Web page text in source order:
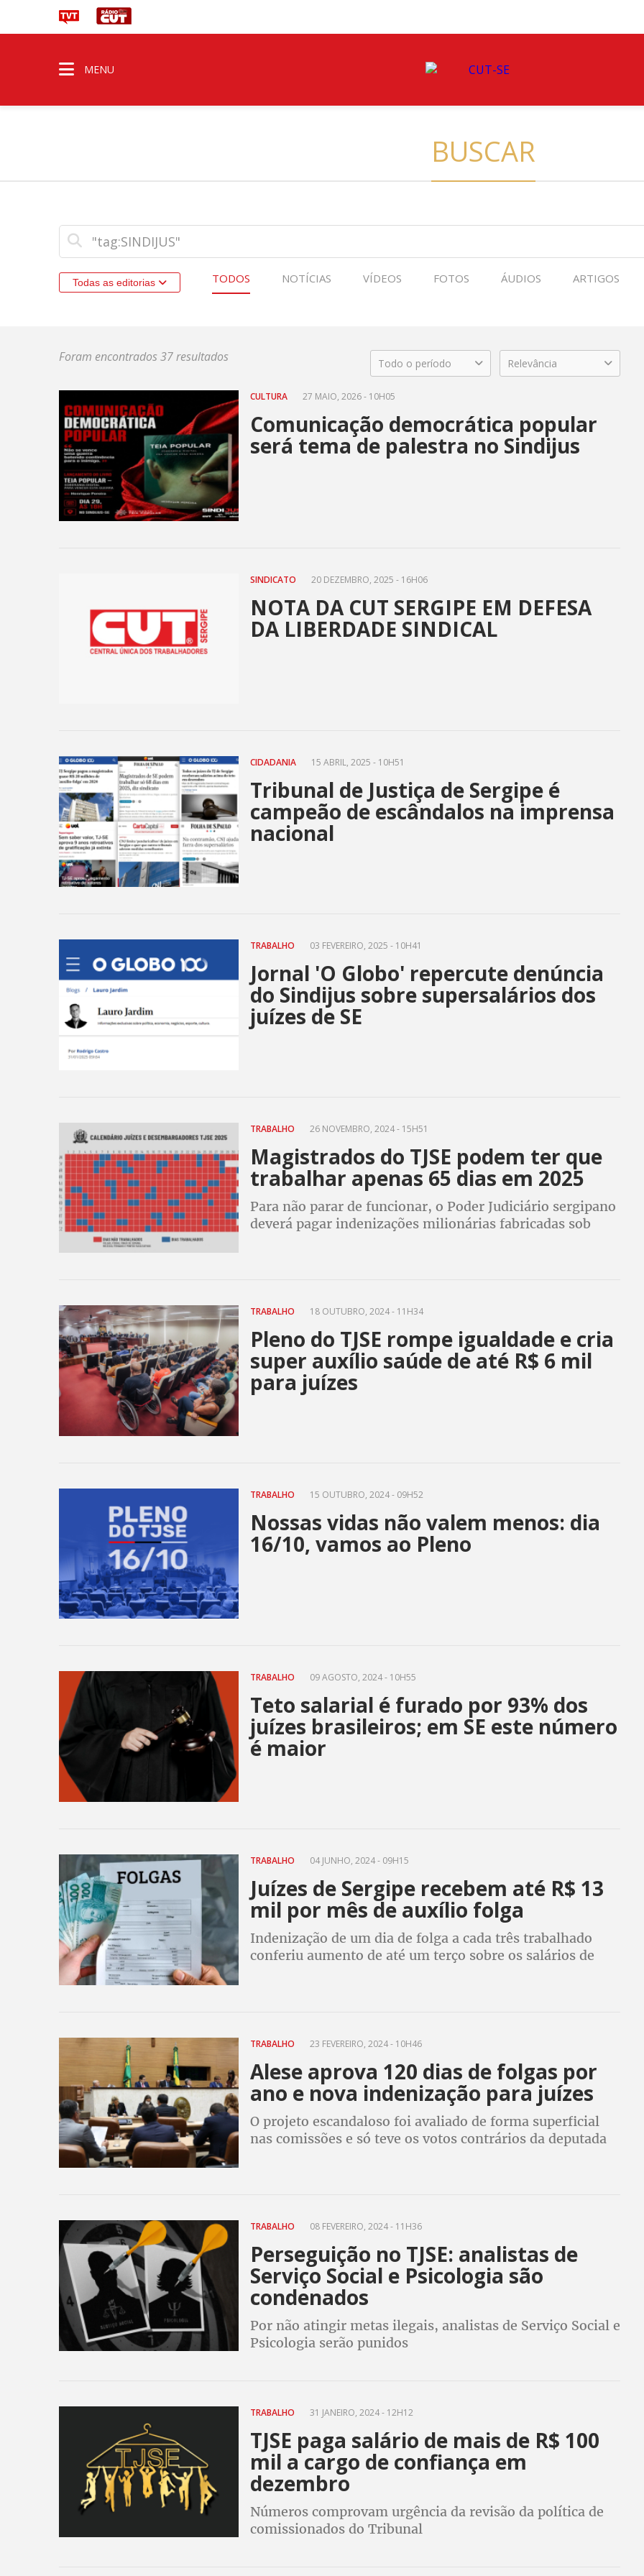
MENU
BUSCAR
Todas as editorias TODOS NOTÍCIAS VÍDEOS FOTOS ÁUDIOS ARTIGOS
Foram encontrados 37 resultados Todo o período Relevância
CULTURA 27 MAIO, 2026 - 10H05
Comunicação democrática popular
será tema de palestra no Sindijus
SINDICATO 20 DEZEMBRO, 2025 - 16H06
NOTA DA CUT SERGIPE EM DEFESA
DA LIBERDADE SINDICAL
CIDADANIA 15 ABRIL, 2025 - 10H51
Tribunal de Justiça de Sergipe é
campeão de escândalos na imprensa
nacional
TRABALHO 03 FEVEREIRO, 2025 - 10H41
Jornal 'O Globo' repercute denúncia
do Sindijus sobre supersalários dos
juízes de SE
TRABALHO 26 NOVEMBRO, 2024 - 15H51
Magistrados do TJSE podem ter que
trabalhar apenas 65 dias em 2025
Para não parar de funcionar, o Poder Judiciário sergipano
deverá pagar indenizações milionárias fabricadas sob
TRABALHO 18 OUTUBRO, 2024 - 11H34
Pleno do TJSE rompe igualdade e cria
super auxílio saúde de até R$ 6 mil
para juízes
TRABALHO 15 OUTUBRO, 2024 - 09H52
Nossas vidas não valem menos: dia
16/10, vamos ao Pleno‌
TRABALHO 09 AGOSTO, 2024 - 10H55
Teto salarial é furado por 93% dos
juízes brasileiros; em SE este número
é maior
TRABALHO 04 JUNHO, 2024 - 09H15
Juízes de Sergipe recebem até R$ 13
mil por mês de auxílio folga
Indenização de um dia de folga a cada três trabalhado
conferiu aumento de até um terço sobre os salários de
TRABALHO 23 FEVEREIRO, 2024 - 10H46
Alese aprova 120 dias de folgas por
ano e nova indenização para juízes
O projeto escandaloso foi avaliado de forma superficial
nas comissões e só teve os votos contrários da deputada
TRABALHO 08 FEVEREIRO, 2024 - 11H36
Perseguição no TJSE: analistas de
Serviço Social e Psicologia são
condenados
Por não atingir metas ilegais, analistas de Serviço Social e
Psicologia serão punidos
TRABALHO 31 JANEIRO, 2024 - 12H12
TJSE paga salário de mais de R$ 100
mil a cargo de confiança em
dezembro
Números comprovam urgência da revisão da política de
comissionados do Tribunal